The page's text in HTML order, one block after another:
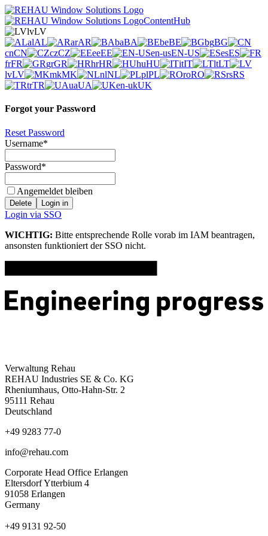
lvLV
alAL arAR baBA beBE bgBG
cnCN czCZ eeEE en-usEN-US esES
frFR grGR hrHR huHU itIT ltLT
lvLV mkMK nlNL plPL roRO rsRS
trTR uaUA en-ukUK
Forgot your Password
Reset Password
Username*
Password*
Angemeldet bleiben
Delete Login in
Login via SSO
WICHTIG: Bitte entsprechende Rolle vorab im IAM beantragen,
ansonsten funktioniert der SSO nicht.
Verwaltung Rehau
REHAU Industries SE & Co. KG
Rheniumhaus, Otto-Hahn-Str. 2
95111 Rehau
Deutschland
+49 9283 77-0
info@rehau.com
Corporate Head Office Erlangen
Eltersdorf Ytterbium 4
91058 Erlangen
Germany
+49 9131 92-50